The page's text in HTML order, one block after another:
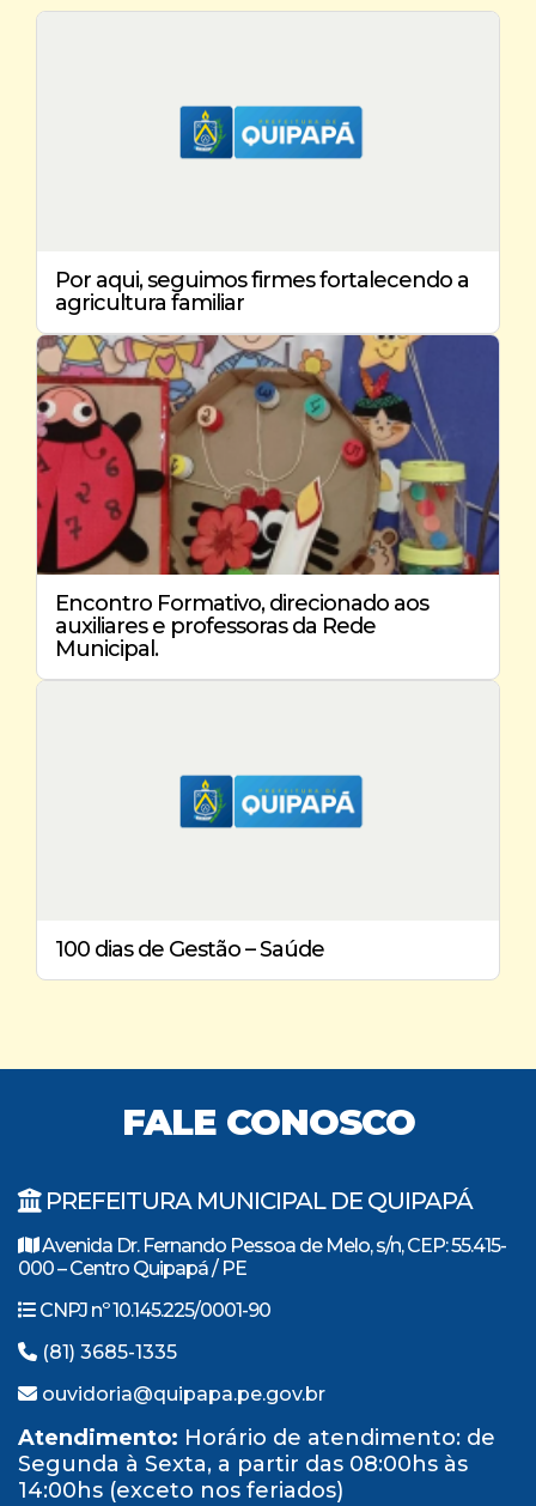
Por aqui, seguimos firmes fortalecendo a
agricultura familiar
Encontro Formativo, direcionado aos
auxiliares e professoras da Rede
Municipal.
100 dias de Gestão – Saúde
FALE CONOSCO
PREFEITURA MUNICIPAL DE QUIPAPÁ
Avenida Dr. Fernando Pessoa de Melo, s/n, CEP: 55.415-
000 – Centro Quipapá / PE
CNPJ nº 10.145.225/0001-90
(81) 3685-1335
ouvidoria@quipapa.pe.gov.br
Atendimento: Horário de atendimento: de
Segunda à Sexta, a partir das 08:00hs às
14:00hs (exceto nos feriados)